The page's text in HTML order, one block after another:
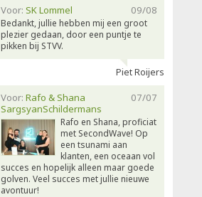
09/08
Voor: SK Lommel
Bedankt, jullie hebben mij een groot
plezier gedaan, door een puntje te
pikken bij STVV.
Piet Roijers
07/07
Voor: Rafo & Shana
SargsyanSchildermans
Rafo en Shana, proficiat
met SecondWave! Op
een tsunami aan
klanten, een oceaan vol
succes en hopelijk alleen maar goede
golven. Veel succes met jullie nieuwe
avontuur!